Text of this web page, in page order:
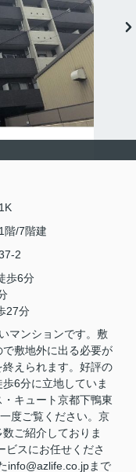
1K
1階/7階建
2
歩6分
27分
マンションです。敷
敷地外に出る必要が
えられます。好評の
6分に立地していま
キュート京都下鴨東
度ご覧ください。京
ご紹介しておりま
ビスにお任せくださ
info@azlife.co.jpまで